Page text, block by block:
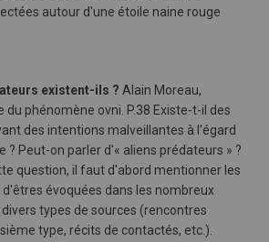
autour d'une étoile naine rouge
existent-ils ? Alain Moreau,
du phénomène ovni. P.38 Existe-t-il des
des intentions malveillantes à l'égard
? Peut-on parler d'« aliens prédateurs » ?
question, il faut d'abord mentionner les
évoquées dans les nombreux
types de sources (rencontres
type, récits de contactés, etc.).